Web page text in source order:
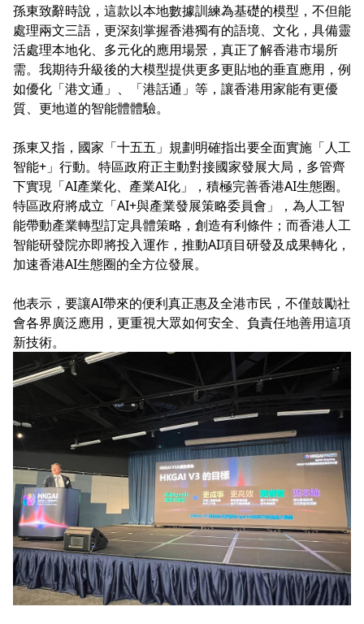
孫東致辭時說，這款以本地數據訓練為基礎的模型，不但能
處理兩文三語，更深刻掌握香港獨有的語境、文化，具備靈
活處理本地化、多元化的應用場景，真正了解香港市場所
需。我期待升級後的大模型提供更多更貼地的垂直應用，例
如優化「港文通」、「港話通」等，讓香港用家能有更優
質、更地道的智能體體驗。
孫東又指，國家「十五五」規劃明確指出要全面實施「人工
智能+」行動。特區政府正主動對接國家發展大局，多管齊
下實現「AI產業化、產業AI化」，積極完善香港AI生態圈。
特區政府將成立「AI+與產業發展策略委員會」，為人工智
能帶動產業轉型訂定具體策略，創造有利條件；而香港人工
智能研發院亦即將投入運作，推動AI項目研發及成果轉化，
加速香港AI生態圈的全方位發展。
他表示，要讓AI帶來的便利真正惠及全港市民，不僅鼓勵社
會各界廣泛應用，更重視大眾如何安全、負責任地善用這項
新技術。